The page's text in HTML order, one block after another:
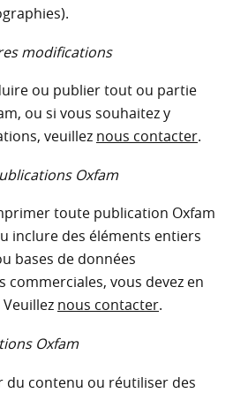
modifications
ou publier tout ou partie
ou si vous souhaitez y
veuillez nous contacter.
Oxfam
toute publication Oxfam
inclure des éléments entiers
bases de données
commerciales, vous devez en
nous contacter.
Oxfam
du contenu ou réutiliser des